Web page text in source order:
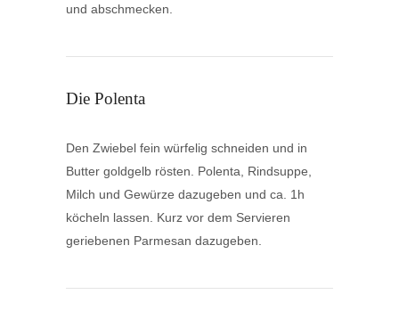
und abschmecken.
Die Polenta
Den Zwiebel fein würfelig schneiden und in
Butter goldgelb rösten. Polenta, Rindsuppe,
Milch und Gewürze dazugeben und ca. 1h
köcheln lassen. Kurz vor dem Servieren
geriebenen Parmesan dazugeben.